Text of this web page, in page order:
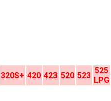
320S+ 420 423 520 523 525
LPG